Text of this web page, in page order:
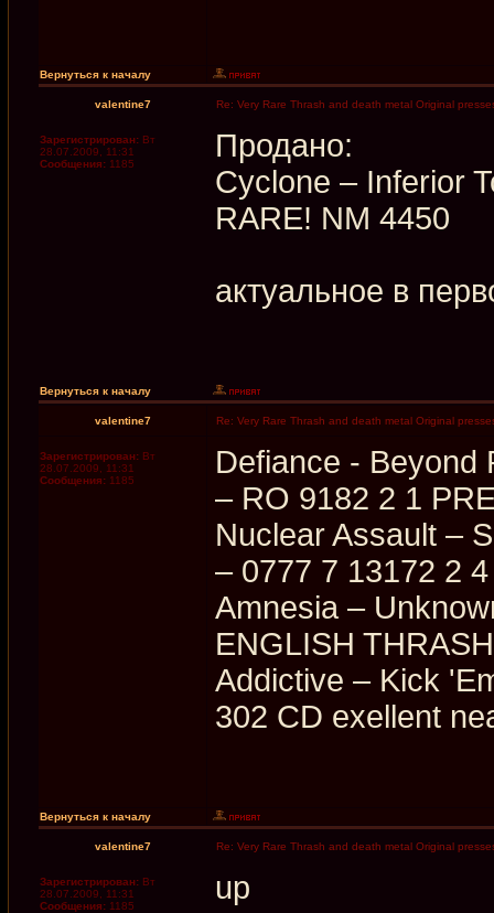
Вернуться к началу
valentine7 Re: Very Rare Thrash and death metal Original
Зарегистрирован: Вт
28.07.2009, 11:31
Сообщения: 1185
Продано:
Cyclone ‎– Inferior
RARE! NM 4450
актуальное в
Вернуться к началу
valentine7 Re: Very Rare Thrash and death metal Original
Зарегистрирован: Вт
28.07.2009, 11:31
Сообщения: 1185
Defiance - Beyond
‎– RO 9182 2 1
Nuclear Assault ‎–
‎– 0777 7 13172 2
Amnesia ‎–
ENGLISH
Addictive ‎– Kick
302 CD exellent
Вернуться к началу
valentine7 Re: Very Rare Thrash and death metal Original
Зарегистрирован: Вт
28.07.2009, 11:31
Сообщения: 1185
up